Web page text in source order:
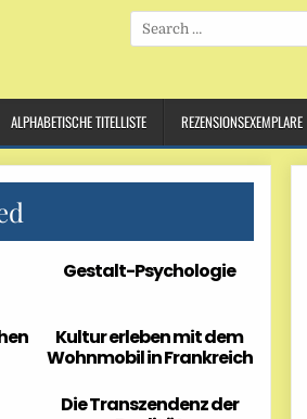
Search
for:
ALPHABETISCHE TITELLISTE REZENSIONSEXEMPLARE
Gestalt-Psychologie
Kultur erleben mit dem
Wohnmobil in Frankreich
Die Transzendenz der